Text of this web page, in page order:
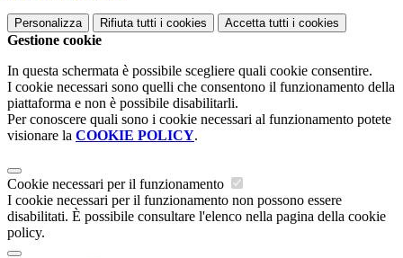
Personalizza Rifiuta tutti i cookies Accetta tutti i cookies
Gestione cookie
In questa schermata è possibile scegliere quali cookie consentire.
I cookie necessari sono quelli che consentono il funzionamento della
piattaforma e non è possibile disabilitarli.
Per conoscere quali sono i cookie necessari al funzionamento potete
visionare la COOKIE POLICY.
Cookie necessari per il funzionamento
I cookie necessari per il funzionamento non possono essere
disabilitati. È possibile consultare l'elenco nella pagina della cookie
policy.